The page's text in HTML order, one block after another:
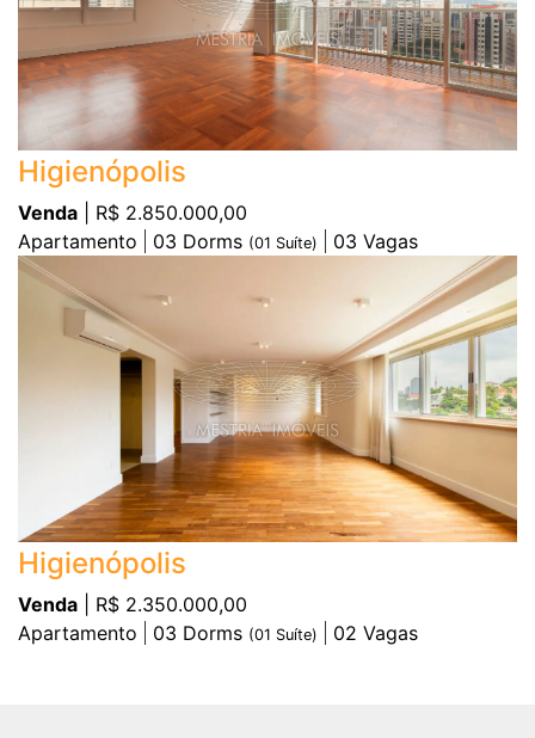
Higienópolis
Venda | R$ 2.850.000,00
Apartamento
03 Dorms (01 Suíte) 03 Vagas
Higienópolis
Venda | R$ 2.350.000,00
Apartamento
03 Dorms (01 Suíte) 02 Vagas